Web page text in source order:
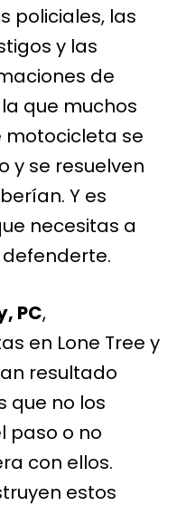
policiales, las
y las
de
que muchos
motocicleta se
y se resuelven
Y es
necesitas a
PC,
en Lone Tree y
resultado
que no los
paso o no
con ellos.
estos